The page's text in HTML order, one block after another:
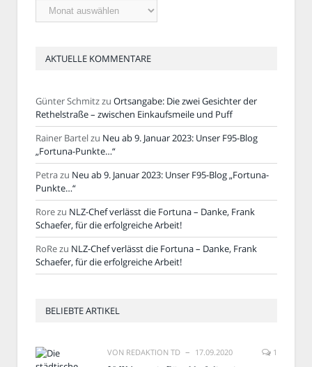
Ältere
Artikel
AKTUELLE KOMMENTARE
Günter Schmitzzu Ortsangabe: Die zwei Gesichter der
Rethelstraße – zwischen Einkaufsmeile und Puff
Rainer Bartelzu Neu ab 9. Januar 2023: Unser F95-Blog
„Fortuna-Punkte…“
Petrazu Neu ab 9. Januar 2023: Unser F95-Blog „Fortuna-
Punkte…“
Rorezu NLZ-Chef verlässt die Fortuna – Danke, Frank
Schaefer, für die erfolgreiche Arbeit!
RoRezu NLZ-Chef verlässt die Fortuna – Danke, Frank
Schaefer, für die erfolgreiche Arbeit!
BELIEBTE ARTIKEL
VON REDAKTION TD 17.09.2020 1